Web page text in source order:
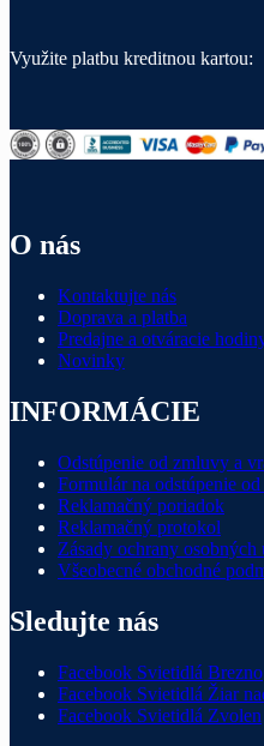
Využite platbu kreditnou kartou:
O nás
Kontaktujte nás
Doprava a platba
Predajne a otváracie
Novinky
INFORMÁCIE
Odstúpenie od zmluvy a
Formulár na odstúpenie
Reklamačný poriadok
Reklamačný protokol
Zásady ochrany osobných
Všeobecné obchodné
Sledujte nás
Facebook Svietidlá Brezno
Facebook Svietidlá Žiar
Facebook Svietidlá Zvolen